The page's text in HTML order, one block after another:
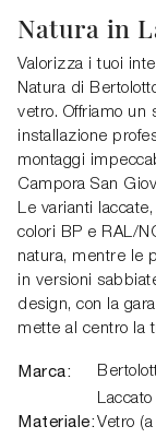
Natura in
Valorizza i tuoi
Natura di
vetro. Offriamo un
installazione
montaggi
Campora San
Le varianti
colori BP e RAL/
natura, mentre le
in versioni
design, con la
mette al centro la
Marca:
Materiale: Vetro